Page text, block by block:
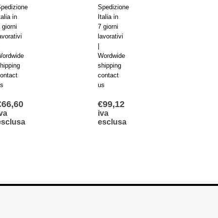
in
giorni
66,60
Spedizione
Italia in
7 giorni
lavorativi
Wordwide
shipping
contact
us
€99,12
iva
esclusa